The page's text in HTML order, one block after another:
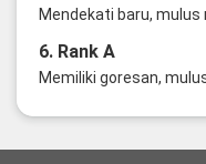
Mendekati baru,
6. Rank A
Memiliki goresan,